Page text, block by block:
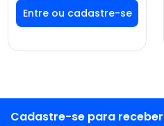
Faça seu login ou
cadastre-se para
ver preços e
Cadastre-se para